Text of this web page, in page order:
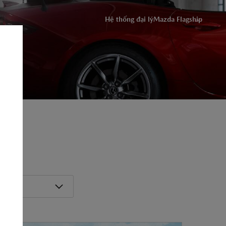
Hệ thống đại lýMazda Flagship
ỨNG DỤNG THACO AUTO SERVICES